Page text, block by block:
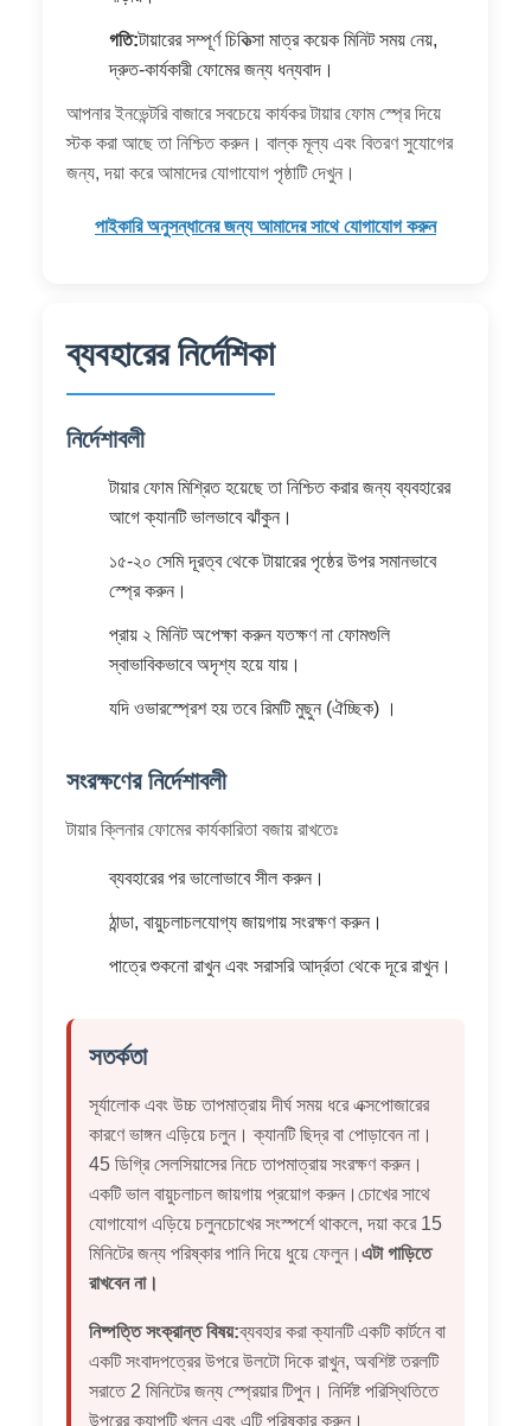
গতি:টায়ারের সম্পূর্ণ চিকিত্সা মাত্র কয়েক মিনিট সময় নেয়,
দ্রুত-কার্যকারী ফোমের জন্য ধন্যবাদ।
আপনার ইনভেন্টরি বাজারে সবচেয়ে কার্যকর টায়ার ফোম স্প্রে দিয়ে
স্টক করা আছে তা নিশ্চিত করুন। বাল্ক মূল্য এবং বিতরণ সুযোগের
জন্য, দয়া করে আমাদের যোগাযোগ পৃষ্ঠাটি দেখুন।
পাইকারি অনুসন্ধানের জন্য আমাদের সাথে যোগাযোগ করুন
ব্যবহারের নির্দেশিকা
নির্দেশাবলী
টায়ার ফোম মিশ্রিত হয়েছে তা নিশ্চিত করার জন্য ব্যবহারের
আগে ক্যানটি ভালভাবে ঝাঁকুন।
১৫-২০ সেমি দূরত্ব থেকে টায়ারের পৃষ্ঠের উপর সমানভাবে
স্প্রে করুন।
প্রায় ২ মিনিট অপেক্ষা করুন যতক্ষণ না ফোমগুলি
স্বাভাবিকভাবে অদৃশ্য হয়ে যায়।
যদি ওভারস্প্রেশ হয় তবে রিমটি মুছুন (ঐচ্ছিক) ।
সংরক্ষণের নির্দেশাবলী
টায়ার ক্লিনার ফোমের কার্যকারিতা বজায় রাখতেঃ
ব্যবহারের পর ভালোভাবে সীল করুন।
ঠান্ডা, বায়ুচলাচলযোগ্য জায়গায় সংরক্ষণ করুন।
পাত্রে শুকনো রাখুন এবং সরাসরি আর্দ্রতা থেকে দূরে রাখুন।
সতর্কতা
সূর্যালোক এবং উচ্চ তাপমাত্রায় দীর্ঘ সময় ধরে এক্সপোজারের
কারণে ভাঙ্গন এড়িয়ে চলুন। ক্যানটি ছিদ্র বা পোড়াবেন না।
45 ডিগ্রি সেলসিয়াসের নিচে তাপমাত্রায় সংরক্ষণ করুন।
একটি ভাল বায়ুচলাচল জায়গায় প্রয়োগ করুন।চোখের সাথে
যোগাযোগ এড়িয়ে চলুনচোখের সংস্পর্শে থাকলে, দয়া করে 15
মিনিটের জন্য পরিষ্কার পানি দিয়ে ধুয়ে ফেলুন। এটা গাড়িতে
রাখবেন না।
নিষ্পত্তি সংক্রান্ত বিষয়:ব্যবহার করা ক্যানটি একটি কার্টনে বা
একটি সংবাদপত্রের উপরে উলটো দিকে রাখুন, অবশিষ্ট তরলটি
সরাতে 2 মিনিটের জন্য স্প্রেয়ার টিপুন। নির্দিষ্ট পরিস্থিতিতে
উপরের ক্যাপটি খুলুন এবং এটি পরিষ্কার করুন।